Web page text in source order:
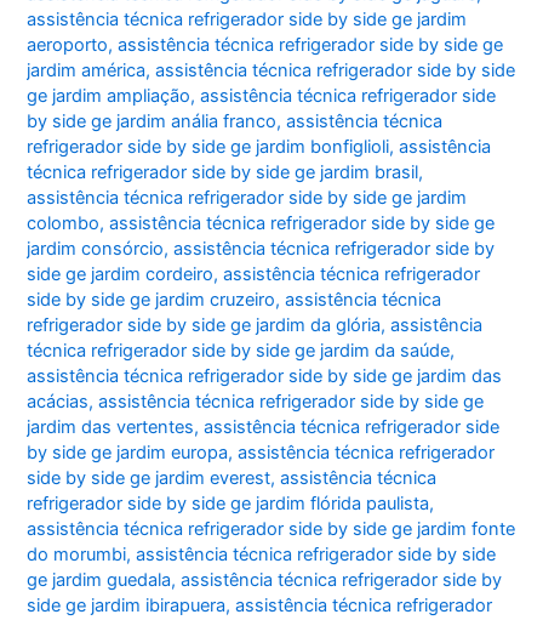
assistência técnica refrigerador side by side ge jardim
aeroporto,assistência técnica refrigerador side by side ge
jardim américa,assistência técnica refrigerador side by side
ge jardim ampliação,assistência técnica refrigerador side
by side ge jardim anália franco,assistência técnica
refrigerador side by side ge jardim bonfiglioli,assistência
técnica refrigerador side by side ge jardim brasil,
assistência técnica refrigerador side by side ge jardim
colombo,assistência técnica refrigerador side by side ge
jardim consórcio,assistência técnica refrigerador side by
side ge jardim cordeiro,assistência técnica refrigerador
side by side ge jardim cruzeiro,assistência técnica
refrigerador side by side ge jardim da glória,assistência
técnica refrigerador side by side ge jardim da saúde,
assistência técnica refrigerador side by side ge jardim das
acácias,assistência técnica refrigerador side by side ge
jardim das vertentes,assistência técnica refrigerador side
by side ge jardim europa,assistência técnica refrigerador
side by side ge jardim everest,assistência técnica
refrigerador side by side ge jardim flórida paulista,
assistência técnica refrigerador side by side ge jardim fonte
do morumbi,assistência técnica refrigerador side by side
ge jardim guedala,assistência técnica refrigerador side by
side ge jardim ibirapuera,assistência técnica refrigerador